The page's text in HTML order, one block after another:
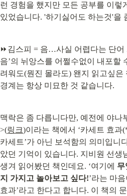
런 경험을 했지만 모든 공부를 이렇
있었습니다. '하기싫어도 하는것'을
⏩김스피 = 음…사실 어렵다는 단어
음’의 뉘앙스를 어쩔수없이 내포할
려워도(뭔진 몰라도) 왠지 읽고싶은
경계는 항상 미묘한 것 같습니다.
맥락은 좀 다릅니다만, 예전에 야나
>(링크)이라는 책에서 ‘카세트 효과
카세트’가 아닌 보석함의 의미입니
았던 기억이 있습니다. 지비원 선생
생겨 읽어봤던 책인데요. ‘여기에 무
지 가지고 놀아보고 싶다!’라는 마
효과’라고 한다고 합니다. 이 책의